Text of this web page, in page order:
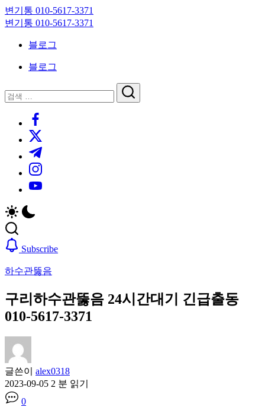
Skip
to
content
변기통 010-5617-3371
변
대
기
변기통 010-5617-3371
크
대
기
블로그
블로그
닫
기
검
검
https://www.facebook.com/
https://twitter.com/
https://t.me/
https://www.instagram.com/
https://youtube.com/
Subscribe
하수관뚫음
구리하수관뚫음 24시간대기 긴급출동
010-5617-3371
글쓴이 alex0318
2023-09-05 2 분 읽기
0